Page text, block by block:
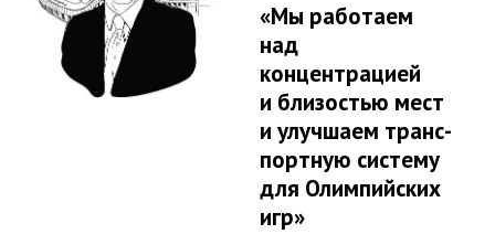
«Мы работаем
над
концентрацией
и близостью мест
и улучшаем транс-
портную систему
для Олимпийских
игр»